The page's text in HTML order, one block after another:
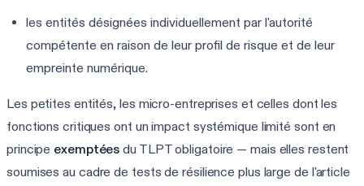
les entités désignées individuellement par l'autorité
compétente en raison de leur profil de risque et de leur
empreinte numérique.
Les petites entités, les micro-entreprises et celles dont les
fonctions critiques ont un impact systémique limité sont en
principe exemptées du TLPT obligatoire — mais elles restent
soumises au cadre de tests de résilience plus large de l'article